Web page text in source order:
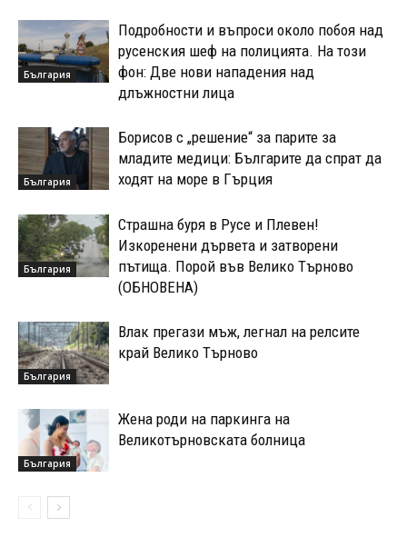
България
Подробности и въпроси около побоя над
русенския шеф на полицията. На този
фон: Две нови нападения над
длъжностни лица
България
Борисов с „решение“ за парите за
младите медици: Българите да спрат да
ходят на море в Гърция
България
Страшна буря в Русе и Плевен!
Изкоренени дървета и затворени
пътища. Порой във Велико Търново
(ОБНОВЕНА)
България
Влак прегази мъж, легнал на релсите
край Велико Търново
България
Жена роди на паркинга на
Великотърновската болница